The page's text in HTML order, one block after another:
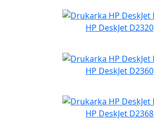
HP DeskJet D2320
HP DeskJet D2360
HP DeskJet D2368